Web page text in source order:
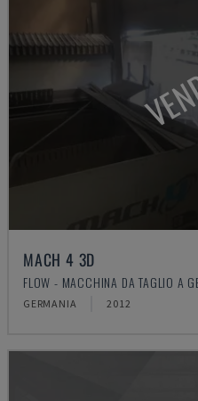
MACH 4 3D
FLOW - MACCHINA DA TAGLIO A
GERMANIA 2012